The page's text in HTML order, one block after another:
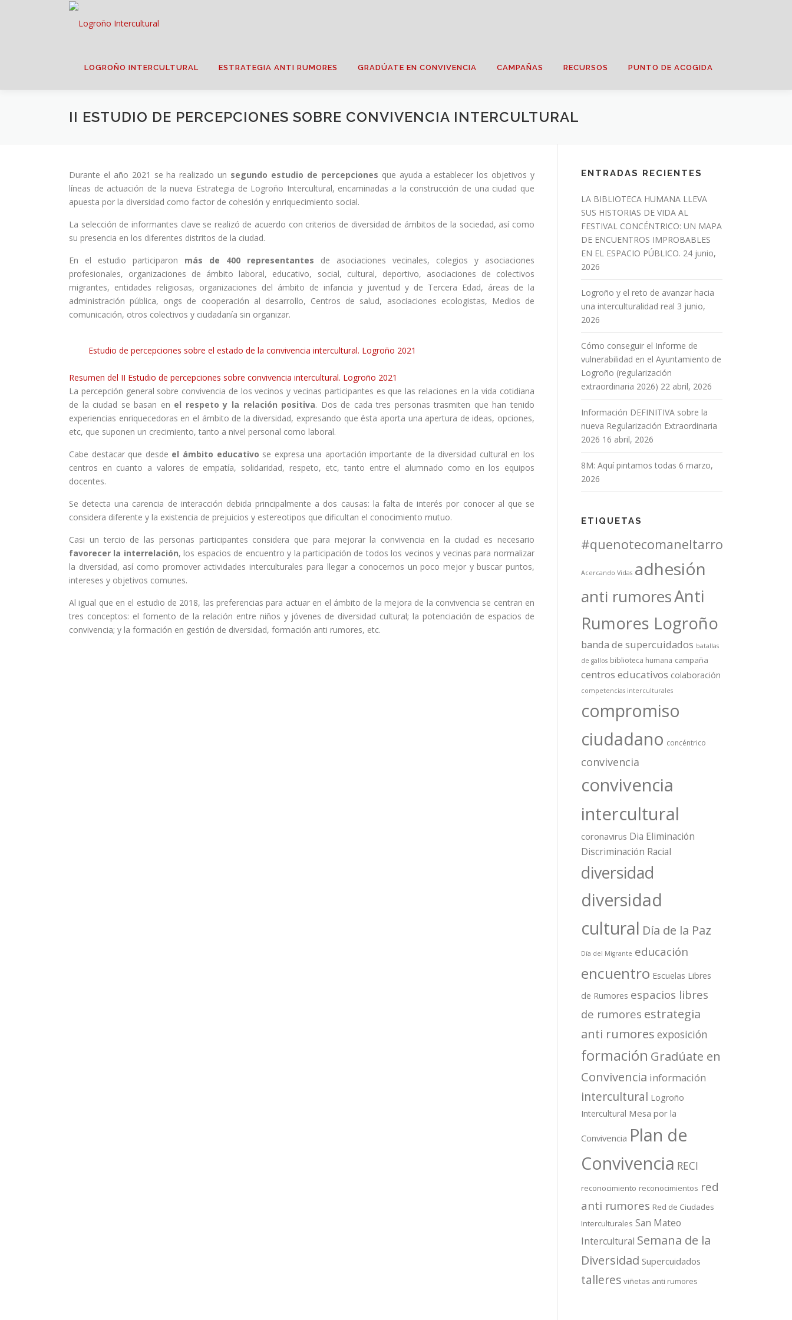
LOGROÑO INTERCULTURAL ESTRATEGIA ANTI RUMORES GRADÚATE EN CONVIVENCIA CAMPAÑAS RECURSOS PUNTO DE ACOGIDA
II ESTUDIO DE PERCEPCIONES SOBRE CONVIVENCIA INTERCULTURAL
Durante el año 2021 se ha realizado un segundo estudio de percepciones que ayuda a establecer los objetivos y
líneas de actuación de la nueva Estrategia de Logroño Intercultural, encaminadas a la construcción de una ciudad que
apuesta por la diversidad como factor de cohesión y enriquecimiento social.
La selección de informantes clave se realizó de acuerdo con criterios de diversidad de ámbitos de la sociedad, así como
su presencia en los diferentes distritos de la ciudad.
En el estudio participaron más de 400 representantes de asociaciones vecinales, colegios y asociaciones
profesionales, organizaciones de ámbito laboral, educativo, social, cultural, deportivo, asociaciones de colectivos
migrantes, entidades religiosas, organizaciones del ámbito de infancia y juventud y de Tercera Edad, áreas de la
administración pública, ongs de cooperación al desarrollo, Centros de salud, asociaciones ecologistas, Medios de
comunicación, otros colectivos y ciudadanía sin organizar.
Estudio de percepciones sobre el estado de la convivencia intercultural. Logroño 2021
Resumen del II Estudio de percepciones sobre convivencia intercultural. Logroño 2021
La percepción general sobre convivencia de los vecinos y vecinas participantes es que las relaciones en la vida cotidiana
de la ciudad se basan en el respeto y la relación positiva. Dos de cada tres personas trasmiten que han tenido
experiencias enriquecedoras en el ámbito de la diversidad, expresando que ésta aporta una apertura de ideas, opciones,
etc, que suponen un crecimiento, tanto a nivel personal como laboral.
Cabe destacar que desde el ámbito educativo se expresa una aportación importante de la diversidad cultural en los
centros en cuanto a valores de empatía, solidaridad, respeto, etc, tanto entre el alumnado como en los equipos
docentes.
Se detecta una carencia de interacción debida principalmente a dos causas: la falta de interés por conocer al que se
considera diferente y la existencia de prejuicios y estereotipos que dificultan el conocimiento mutuo.
Casi un tercio de las personas participantes considera que para mejorar la convivencia en la ciudad es necesario
favorecer la interrelación, los espacios de encuentro y la participación de todos los vecinos y vecinas para normalizar
la diversidad, así como promover actividades interculturales para llegar a conocernos un poco mejor y buscar puntos,
intereses y objetivos comunes.
Al igual que en el estudio de 2018, las preferencias para actuar en el ámbito de la mejora de la convivencia se centran en
tres conceptos: el fomento de la relación entre niños y jóvenes de diversidad cultural; la potenciación de espacios de
convivencia; y la formación en gestión de diversidad, formación anti rumores, etc.
ENTRADAS RECIENTES
LA BIBLIOTECA HUMANA LLEVA
SUS HISTORIAS DE VIDA AL
FESTIVAL CONCÉNTRICO: UN MAPA
DE ENCUENTROS IMPROBABLES
EN EL ESPACIO PÚBLICO. 24 junio,
2026
Logroño y el reto de avanzar hacia
una interculturalidad real 3 junio,
2026
Cómo conseguir el Informe de
vulnerabilidad en el Ayuntamiento de
Logroño (regularización
extraordinaria 2026) 22 abril, 2026
Información DEFINITIVA sobre la
nueva Regularización Extraordinaria
2026 16 abril, 2026
8M: Aquí pintamos todas 6 marzo,
2026
ETIQUETAS
#quenotecomaneltarro
Acercando Vidas adhesión
anti rumoresAnti
Rumores Logroño
banda de supercuidados batallas
de gallos biblioteca humana campaña
centros educativos colaboración
competencias interculturales
compromiso
ciudadano concéntrico
convivencia
convivencia
intercultural
coronavirus Dia Eliminación
Discriminación Racial
diversidad
diversidad
cultural Día de la Paz
Día del Migrante educación
encuentro Escuelas Libres
de Rumores espacios libres
de rumores estrategia
anti rumores exposición
formación Gradúate en
Convivencia información
intercultural Logroño
Intercultural Mesa por la
Convivencia Plan de
Convivencia RECI
reconocimiento reconocimientos red
anti rumores Red de Ciudades
Interculturales San Mateo
Intercultural Semana de la
Diversidad Supercuidados
talleres viñetas anti rumores